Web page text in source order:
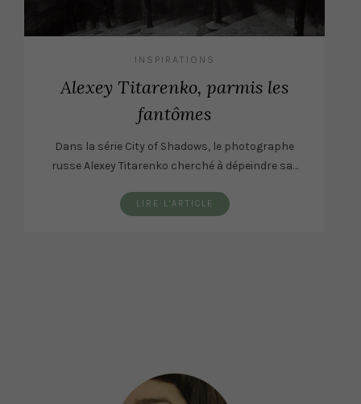
INSPIRATIONS
Alexey Titarenko, parmis les
fantômes
Dans la série City of Shadows, le photographe
russe Alexey Titarenko cherché à dépeindre sa…
LIRE L'ARTICLE